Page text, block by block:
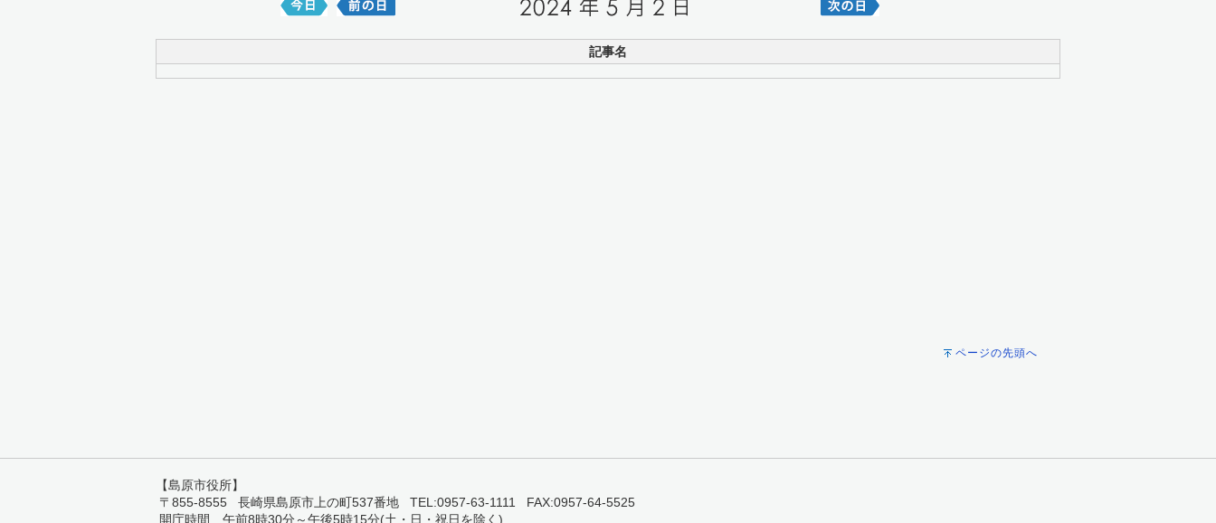
記事名
ページの先頭へ
【島原市役所】
〒855-8555 長崎県島原市上の町537番地 TEL:0957-63-1111 FAX:0957-64-5525
開庁時間 午前8時30分～午後5時15分(土・日・祝日を除く)